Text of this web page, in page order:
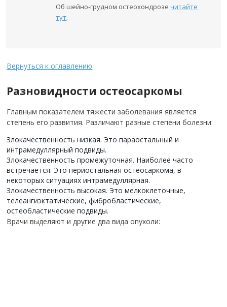
Об шейно-грудном остеохондрозечитайте
тут.
Вернуться к оглавлению
Разновидности остеосаркомы
Главным показателем тяжести заболевания является
степень его развития. Различают разные степени болезни:
Злокачественность низкая. Это параостальный и
интрамедуллярный подвиды.
Злокачественность промежуточная. Наиболее часто
встречается. Это периостальная остеосаркома, в
некоторых ситуациях интрамедуллярная.
Злокачественность высокая. Это мелкоклеточные,
телеангиэктатические, фибробластические,
остеобластические подвиды.
Врачи выделяют и другие два вида опухоли: